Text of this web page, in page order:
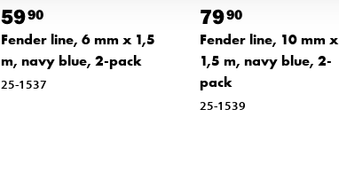
5990
Fender line, 6 mm x 1,5
m, navy blue, 2-pack
25-1537
7990
Fender line, 10 mm x
1,5 m, navy blue, 2-
pack
25-1539